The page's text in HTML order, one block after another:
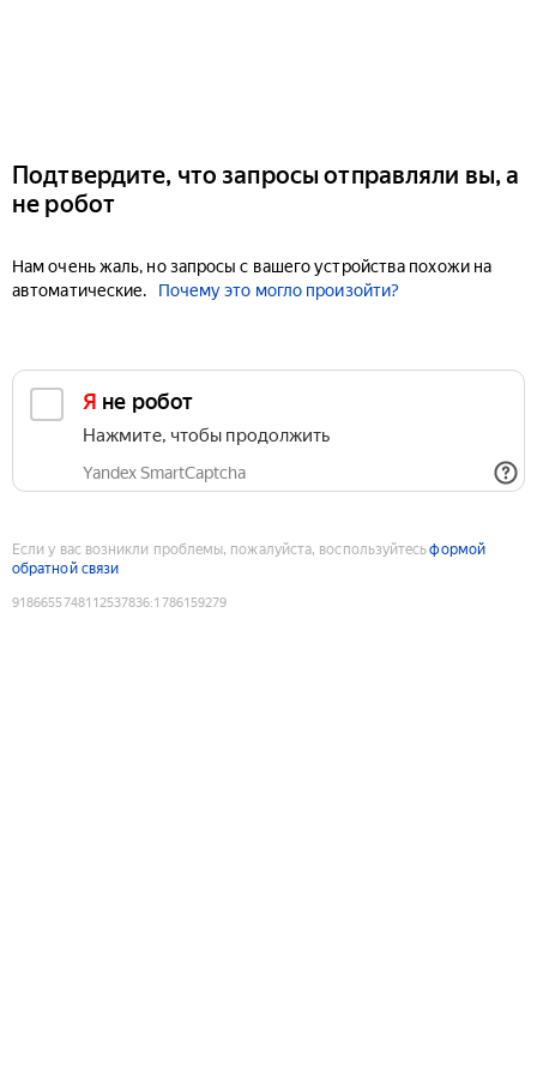
Подтвердите, что запросы отправляли вы, а
не робот
Нам очень жаль, но запросы с вашего устройства похожи на
автоматические.
Почему это могло произойти?
Я не робот
Нажмите, чтобы продолжить
Yandex SmartCaptcha
Если у вас возникли проблемы, пожалуйста, воспользуйтесьформой
обратной связи
9186655748112537836:1786159279